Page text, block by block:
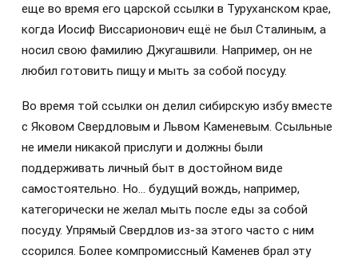
еще во время его царской ссылки в Туруханском крае,
когда Иосиф Виссарионович ещё не был Сталиным, а
носил свою фамилию Джугашвили. Например, он не
любил готовить пищу и мыть за собой посуду.
Во время той ссылки он делил сибирскую избу вместе
с Яковом Свердловым и Львом Каменевым. Ссыльные
не имели никакой прислуги и должны были
поддерживать личный быт в достойном виде
самостоятельно. Но… будущий вождь, например,
категорически не желал мыть после еды за собой
посуду. Упрямый Свердлов из-за этого часто с ним
ссорился. Более компромиссный Каменев брал эту